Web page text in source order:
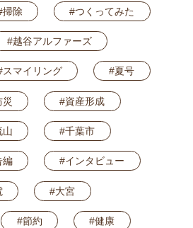
掃除 #つくってみた
#越谷アルファーズ
スマイリング #夏号
災 #資産形成
山 #千葉市
編 #インタビュー
#大宮
#節約 #健康